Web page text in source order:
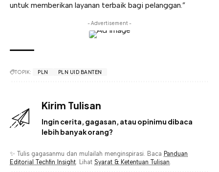
untuk memberikan layanan terbaik bagi pelanggan.”
- Advertisement -
TOPIK: PLN PLN UID BANTEN
Kirim Tulisan
Ingin cerita, gagasan, atau opinimu dibaca
lebih banyak orang?
✨ Tulis gagasanmu dan mulailah menginspirasi. Baca Panduan
Editorial Techfin Insight. Lihat Syarat & Ketentuan Tulisan.